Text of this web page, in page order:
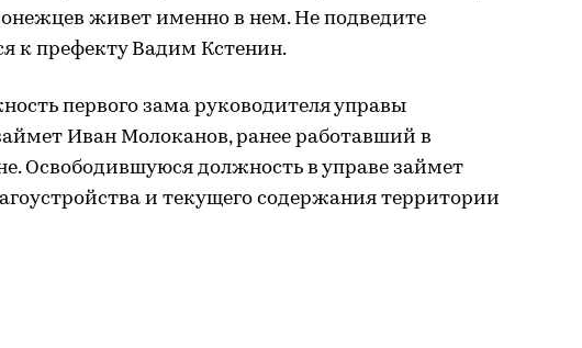
живет именно в нем. Не подведите
к префекту Вадим Кстенин.
первого зама руководителя управы
Иван Молоканов, ранее работавший в
Освободившуюся должность в управе займет
и текущего содержания территории